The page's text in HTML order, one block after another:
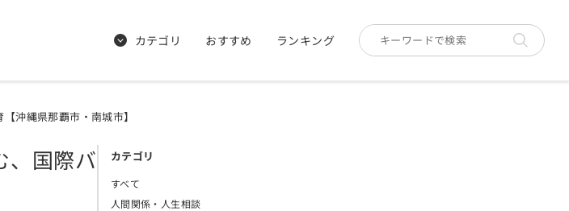
カテゴリ おすすめ ランキング
沖縄県那覇市・南城市】
、国際バ
カテゴリ
すべて
人間関係・人生相談